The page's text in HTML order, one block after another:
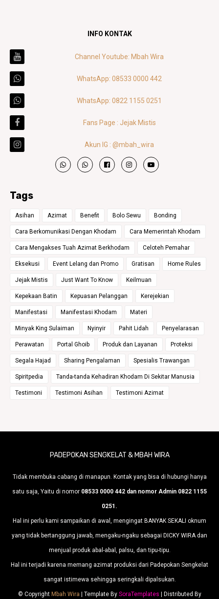
INFO KONTAK
Channel Youtube: Mbah Wira
WhatsApp: 08533 0000 442
WhatsApp: 0822 1155 0251
Fans Page : Jejak Mistis
Akun IG : @mbah_wira
Tags
Asihan Azimat Benefit Bolo Sewu Bonding
Cara Berkomunikasi Dengan Khodam Cara Memerintah Khodam
Cara Mengakses Tuah Azimat Berkhodam Celoteh Pemahar
Eksekusi Event Lelang dan Promo Gratisan Home Rules
Jejak Mistis Just Want To Know Keilmuan
Kepekaan Batin Kepuasan Pelanggan Kerejekian
Manifestasi Manifestasi Khodam Materi
Minyak King Sulaiman Nyinyir Pahit Lidah Penyelarasan
Perawatan Portal Ghoib Produk dan Layanan Proteksi
Segala Hajad Sharing Pengalaman Spesialis Trawangan
Spiritpedia Tanda-tanda Kehadiran Khodam Di Sekitar Manusia
Testimoni Testimoni Asihan Testimoni Azimat
PADEPOKAN SENGKELAT & MBAH WIRA
Tidak membuka cabang di manapun. Kontak yang bisa di hubungi hanya
satu saja, Yaitu di nomor 08533 0000 442 dan nomor Admin 0822 1155
0251.
Hal ini perlu kami sampaikan di awal, mengingat BANYAK SEKALI oknum
yang tidak bertanggung jawab, mengaku-ngaku sebagai DICKY WIRA dan
menjual produk abal-abal, palsu, dan tipu-tipu.
Hal ini terjadi karena memang azimat produksi dari Padepokan Sengkelat
sangat istimewa sehingga seringkali dipalsukan.
© Copyright Mbah Wira | Template By SoraTemplates | Distributed By